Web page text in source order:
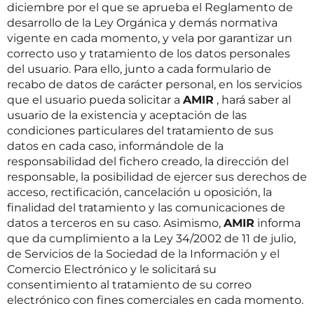
diciembre por el que se aprueba el Reglamento de
desarrollo de la Ley Orgánica y demás normativa
vigente en cada momento, y vela por garantizar un
correcto uso y tratamiento de los datos personales
del usuario. Para ello, junto a cada formulario de
recabo de datos de carácter personal, en los servicios
que el usuario pueda solicitar a AMIR , hará saber al
usuario de la existencia y aceptación de las
condiciones particulares del tratamiento de sus
datos en cada caso, informándole de la
responsabilidad del fichero creado, la dirección del
responsable, la posibilidad de ejercer sus derechos de
acceso, rectificación, cancelación u oposición, la
finalidad del tratamiento y las comunicaciones de
datos a terceros en su caso. Asimismo, AMIR informa
que da cumplimiento a la Ley 34/2002 de 11 de julio,
de Servicios de la Sociedad de la Información y el
Comercio Electrónico y le solicitará su
consentimiento al tratamiento de su correo
electrónico con fines comerciales en cada momento.